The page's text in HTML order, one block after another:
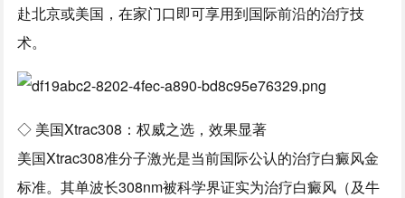
赴北京或美国，在家门口即可享用到国际前沿的治疗技
术。
◇ 美国Xtrac308：权威之选，效果显著
美国Xtrac308准分子激光是当前国际公认的治疗白癜风金
标准。其单波长308nm被科学界证实为治疗白癜风（及牛